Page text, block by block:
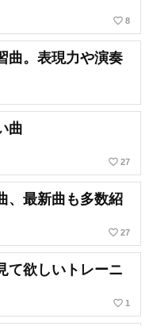
favorite_border 8
曲。表現力や演奏
曲
favorite_border 27
、最新曲も多数紹
favorite_border 27
て欲しいトレーニ
favorite_border 1